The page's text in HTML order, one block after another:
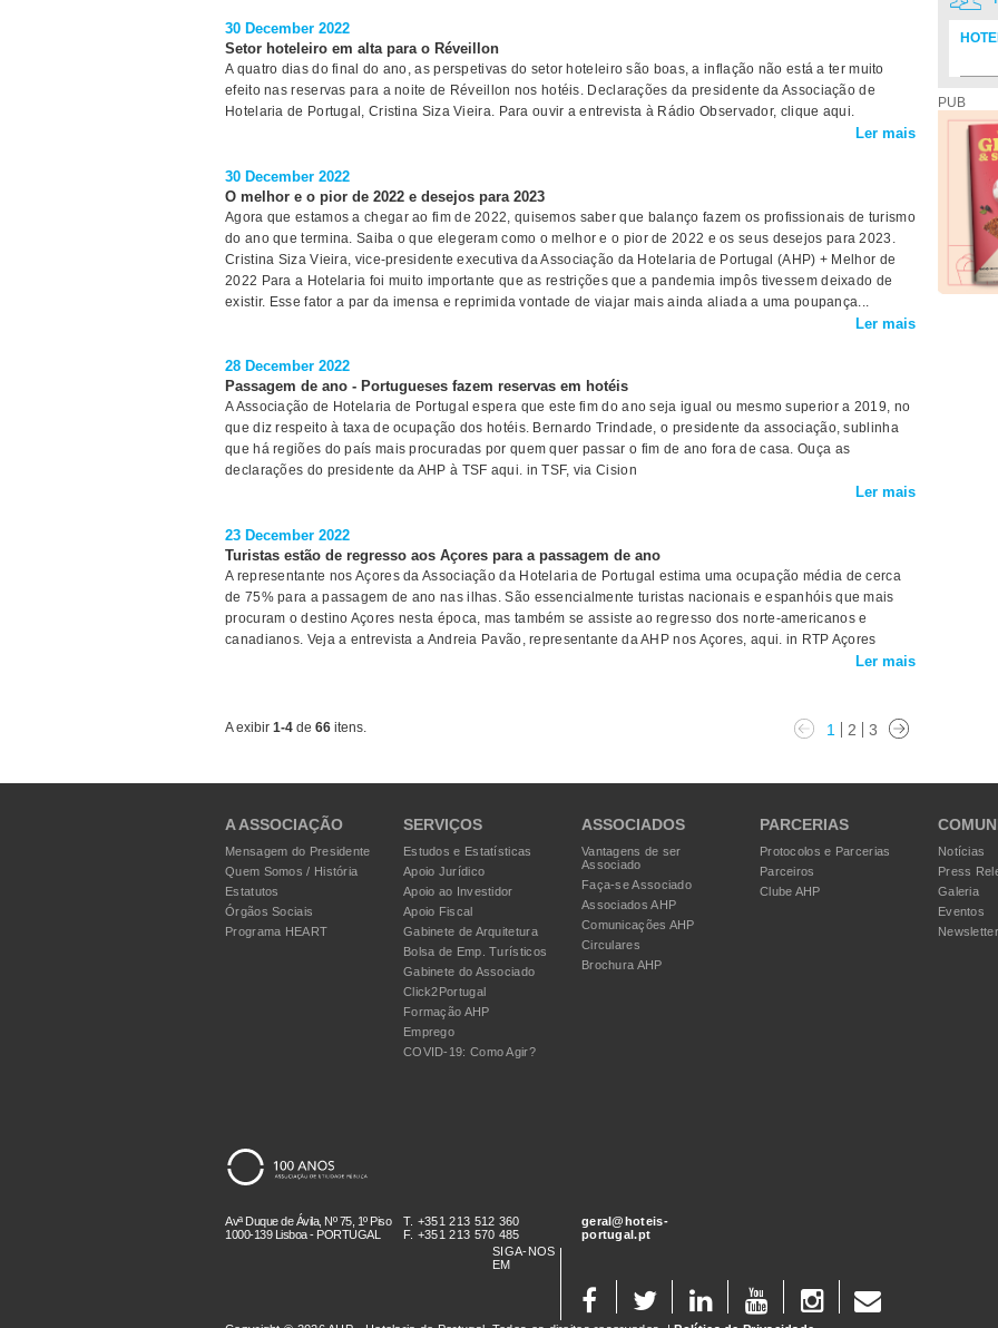
30 December 2022
Setor hoteleiro em alta para o Réveillon
A quatro dias do final do ano, as perspetivas do setor hoteleiro são boas, a inflação não está a ter muito
efeito nas reservas para a noite de Réveillon nos hotéis. Declarações da presidente da Associação de
Hotelaria de Portugal, Cristina Siza Vieira. Para ouvir a entrevista à Rádio Observador, clique aqui.
Ler mais
30 December 2022
O melhor e o pior de 2022 e desejos para 2023
Agora que estamos a chegar ao fim de 2022, quisemos saber que balanço fazem os profissionais de turismo
do ano que termina. Saiba o que elegeram como o melhor e o pior de 2022 e os seus desejos para 2023.
Cristina Siza Vieira, vice-presidente executiva da Associação da Hotelaria de Portugal (AHP) + Melhor de
2022 Para a Hotelaria foi muito importante que as restrições que a pandemia impôs tivessem deixado de
existir. Esse fator a par da imensa e reprimida vontade de viajar mais ainda aliada a uma poupança...
Ler mais
28 December 2022
Passagem de ano - Portugueses fazem reservas em hotéis
A Associação de Hotelaria de Portugal espera que este fim do ano seja igual ou mesmo superior a 2019, no
que diz respeito à taxa de ocupação dos hotéis. Bernardo Trindade, o presidente da associação, sublinha
que há regiões do país mais procuradas por quem quer passar o fim de ano fora de casa. Ouça as
declarações do presidente da AHP à TSF aqui. in TSF, via Cision
Ler mais
23 December 2022
Turistas estão de regresso aos Açores para a passagem de ano
A representante nos Açores da Associação da Hotelaria de Portugal estima uma ocupação média de cerca
de 75% para a passagem de ano nas ilhas. São essencialmente turistas nacionais e espanhóis que mais
procuram o destino Açores nesta época, mas também se assiste ao regresso dos norte-americanos e
canadianos. Veja a entrevista a Andreia Pavão, representante da AHP nos Açores, aqui. in RTP Açores
Ler mais
A exibir 1-4 de 66 itens. 1 2 3
PUB
A ASSOCIAÇÃO
Mensagem do Presidente
Quem Somos / História
Estatutos
Órgãos Sociais
Programa HEART
SERVIÇOS
Estudos e Estatísticas
Apoio Jurídico
Apoio ao Investidor
Apoio Fiscal
Gabinete de Arquitetura
Bolsa de Emp. Turísticos
Gabinete do Associado
Click2Portugal
Formação AHP
Emprego
COVID-19: Como Agir?
ASSOCIADOS
Vantagens de ser
Associado
Faça-se Associado
Associados AHP
Comunicações AHP
Circulares
Brochura AHP
PARCERIAS
Protocolos e Parcerias
Parceiros
Clube AHP
Notícias
Press
Galeria
Eventos
Avª Duque de Ávila, Nº 75, 1º Piso
1000-139 Lisboa - PORTUGAL
T. +351 213 512 360
F. +351 213 570 485
geral@hoteis-
portugal.pt
SIGA-NOS
EM